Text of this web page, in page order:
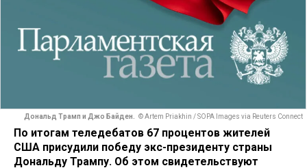
Дональд Трамп и Джо Байден. © Artem Priakhin / SOPA Images via Reuters Connect
По итогам теледебатов 67 процентов жителей
США присудили победу экс-президенту страны
Дональду Трампу. Об этом свидетельствуют